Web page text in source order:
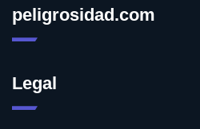
peligrosidad.com
Legal